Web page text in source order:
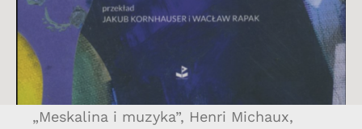
„Meskalina i muzyka”, Henri Michaux,